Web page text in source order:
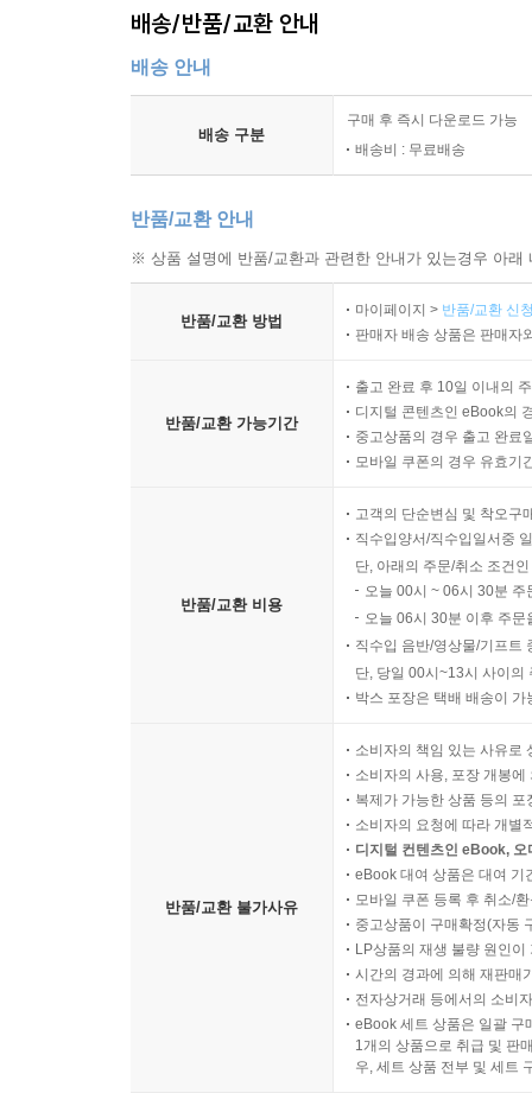
배송/반품/교환 안내
배송 안내
배송 구분
구매 후 즉시 다운로드 가능
배송비 : 무료배송
반품/교환 안내
※ 상품 설명에 반품/교환과 관련한 안내가 있는경우 아
반품/교환 방법
마이페이지 > 반품/교환 신
판매자 배송 상품은 판매자
반품/교환 가능기간
출고 완료 후 10일 이내의
디지털 콘텐츠인 eBook의
중고상품의 경우 출고 완료
모바일 쿠폰의 경우 유효기
반품/교환 비용
고객의 단순변심 및 착오구
직수입양서/직수입일서중
단, 아래의 주문/취소 조건
오늘 00시 ~ 06시 30분
오늘 06시 30분 이후 주
직수입 음반/영상물/기프트
단, 당일 00시~13시 사이의
박스 포장은 택배 배송이
반품/교환 불가사유
소비자의 책임 있는 사유로
소비자의 사용, 포장 개봉
복제가 가능한 상품 등의
소비자의 요청에 따라 개별
디지털 컨텐츠인 eBook,
eBook 대여 상품은 대여 기
모바일 쿠폰 등록 후 취소/
중고상품이 구매확정(자동
LP상품의 재생 불량 원인
시간의 경과에 의해 재판매
전자상거래 등에서의 소비
eBook 세트 상품은 일괄 구
1개의 상품으로 취급 및 판
우, 세트 상품 전부 및 세트